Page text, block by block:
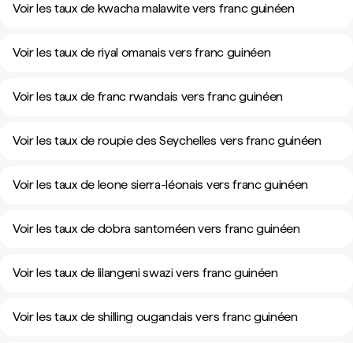
Voir les taux de kwacha malawite vers franc guinéen
Voir les taux de riyal omanais vers franc guinéen
Voir les taux de franc rwandais vers franc guinéen
Voir les taux de roupie des Seychelles vers franc guinéen
Voir les taux de leone sierra-léonais vers franc guinéen
Voir les taux de dobra santoméen vers franc guinéen
Voir les taux de lilangeni swazi vers franc guinéen
Voir les taux de shilling ougandais vers franc guinéen